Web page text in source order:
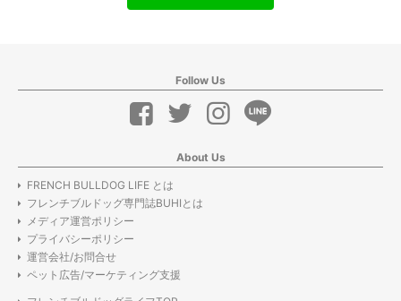
Follow Us
About Us
FRENCH BULLDOG LIFE とは
フレンチブルドッグ専門誌BUHIとは
メディア運営ポリシー
プライバシーポリシー
運営会社/お問合せ
ペット広告/マーケティング支援